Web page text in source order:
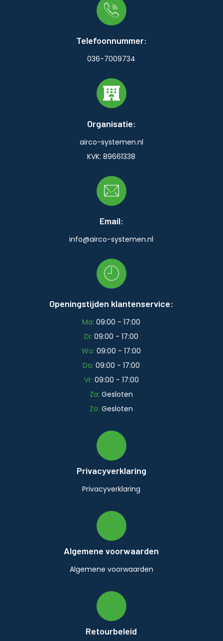
Telefoonnummer:
036-7009734
Organisatie:
airco-systemen.nl
KVK: 89661338
Email:
info@airco-systemen.nl
Openingstijden klantenservice:
Ma:09:00 - 17:00
Di:09:00 - 17:00
Wo:09:00 - 17:00
Do:09:00 - 17:00
Vr: 09:00 - 17:00
Za:Gesloten
Zo:Gesloten
Privacyverklaring
Privacyverklaring
Algemene voorwaarden
Algemene voorwaarden
Retourbeleid